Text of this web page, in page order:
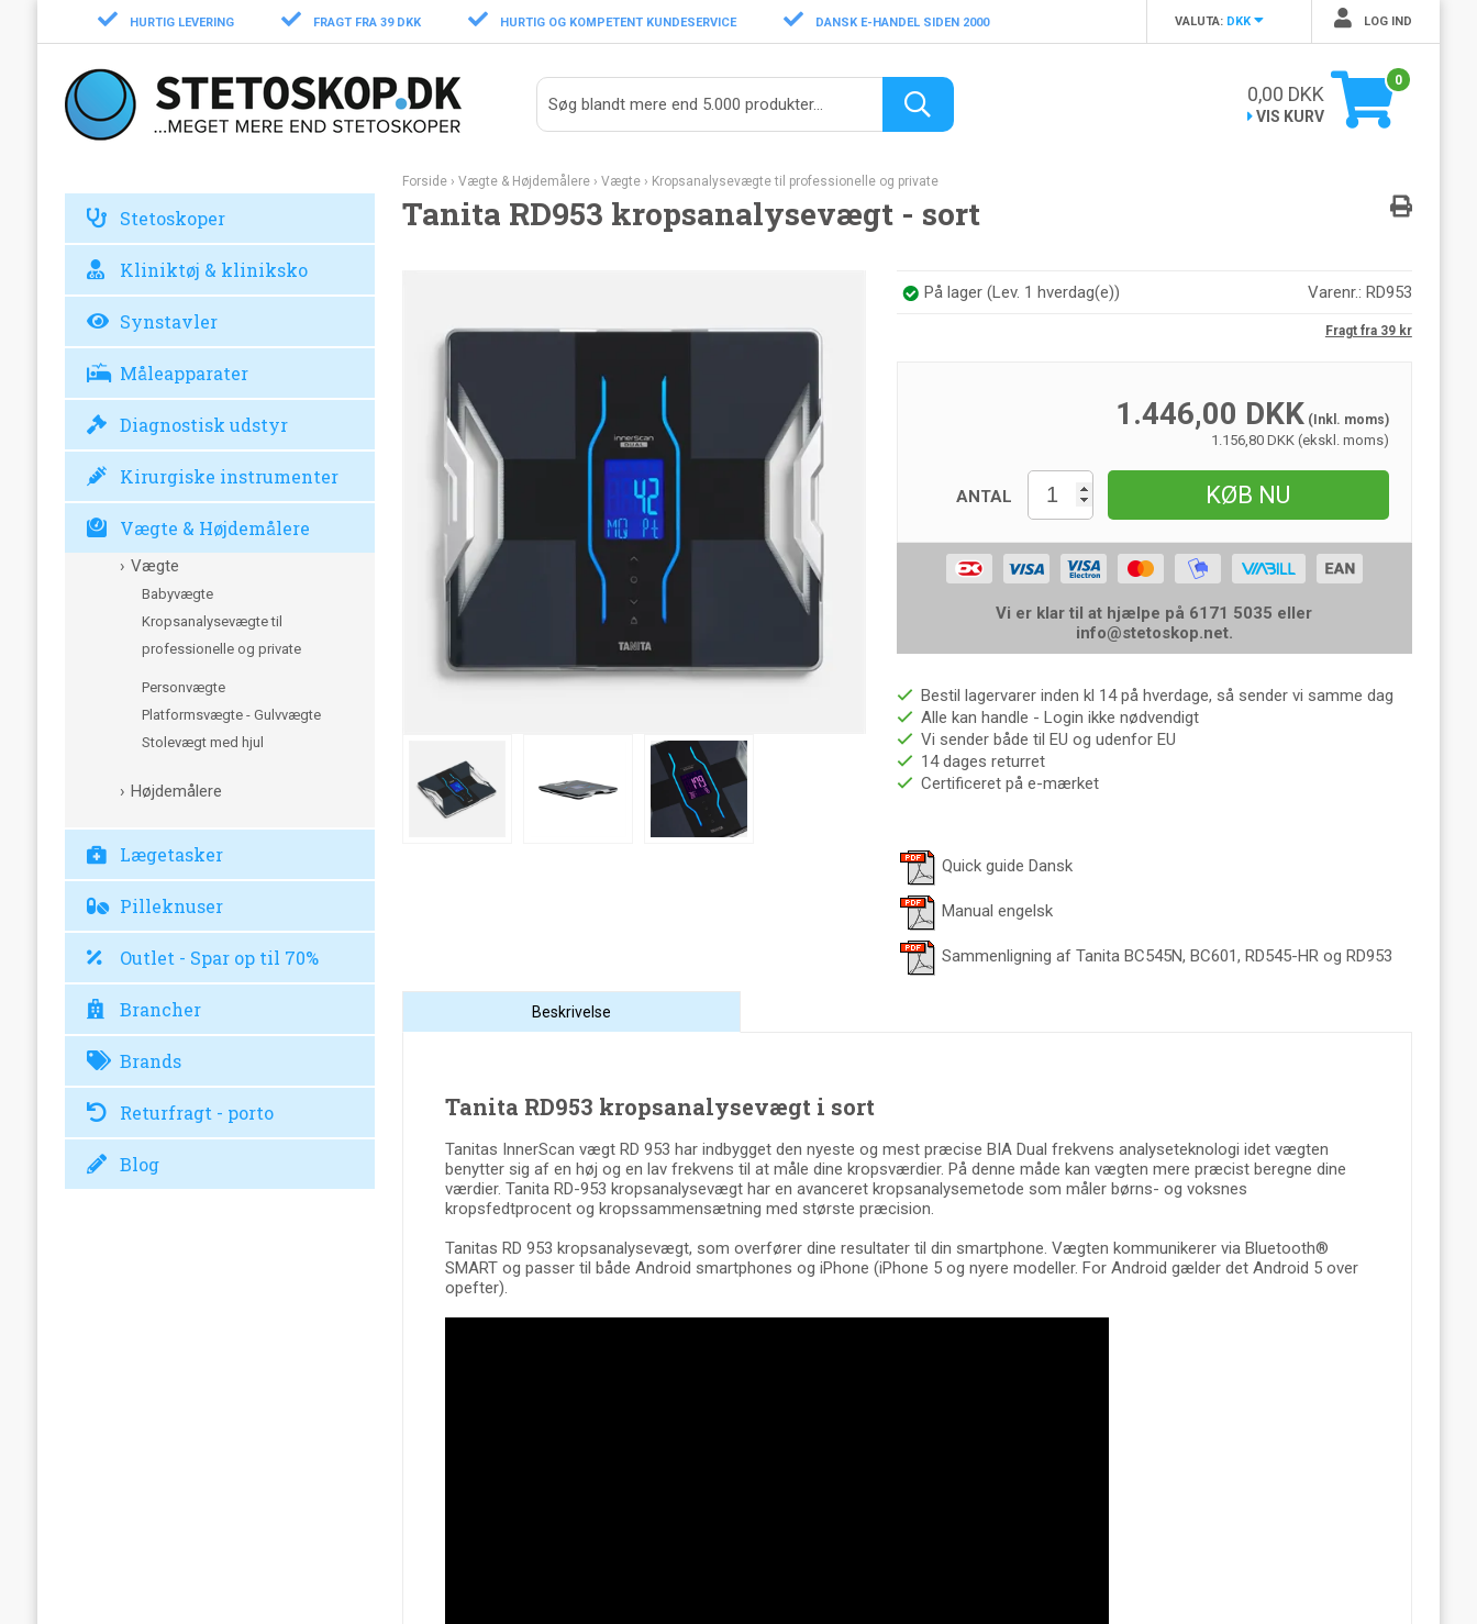
HURTIG LEVERING FRAGT FRA 39 DKK HURTIG OG KOMPETENT KUNDESERVICE DANSK E-HANDEL SIDEN 2000 LOG IND
VALUTA: DKK
0
0,00 DKK
VIS KURV
Stetoskoper
Kliniktøj & kliniksko
Synstavler
Måleapparater
Diagnostisk udstyr
Kirurgiske instrumenter
Vægte & Højdemålere
Vægte
Babyvægte
Kropsanalysevægte til
professionelle og private
Personvægte
Platformsvægte - Gulvvægte
Stolevægt med hjul
Højdemålere
Lægetasker
Pilleknuser
Outlet - Spar op til 70%
Brancher
Brands
Returfragt - porto
Blog
Forside› Vægte & Højdemålere› Vægte› Kropsanalysevægte til professionelle og private
Tanita RD953 kropsanalysevægt - sort
På lager(Lev. 1 hverdag(e)) Varenr.: RD953
Fragt fra 39 kr
1.446,00 DKK (Inkl. moms)
1.156,80 DKK (ekskl. moms)
ANTAL KØB NU
Vi er klar til at hjælpe på 6171 5035 eller
info@stetoskop.net.
Bestil lagervarer inden kl 14 på hverdage, så sender vi samme dag
Alle kan handle - Login ikke nødvendigt
Vi sender både til EU og udenfor EU
14 dages returret
Certificeret på e-mærket
Quick guide Dansk
Manual engelsk
Sammenligning af Tanita BC545N, BC601, RD545-HR og RD953
Beskrivelse
Tanita RD953 kropsanalysevægt i sort
Tanitas InnerScan vægt RD 953 har indbygget den nyeste og mest præcise BIA Dual frekvens analyseteknologi idet vægten
benytter sig af en høj og en lav frekvens til at måle dine kropsværdier. På denne måde kan vægten mere præcist beregne dine
værdier. Tanita RD-953 kropsanalysevægt har en avanceret kropsanalysemetode som måler børns- og voksnes
kropsfedtprocent og kropssammensætning med største præcision.
Tanitas RD 953 kropsanalysevægt, som overfører dine resultater til din smartphone. Vægten kommunikerer via Bluetooth®
SMART og passer til både Android smartphones og iPhone (iPhone 5 og nyere modeller. For Android gælder det Android 5 over
opefter).